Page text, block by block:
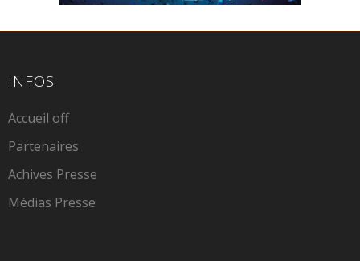
INFOS
Accueil off
Partenaires
Achives Presse
Médias Presse